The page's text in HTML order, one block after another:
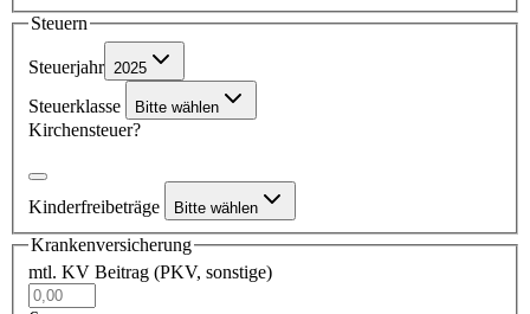
Steuern
Steuerjahr 2025
Steuerklasse Bitte wählen
Kirchensteuer?
Kinderfreibeträge Bitte wählen
Krankenversicherung
mtl. KV Beitrag (PKV, sonstige)